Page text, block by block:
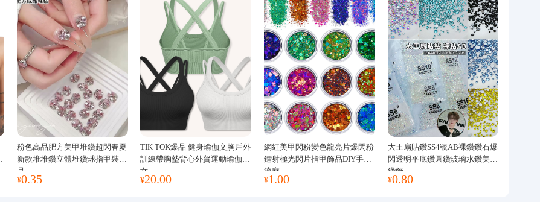
粉色高品肥方美甲堆鑽超閃春夏
新款堆堆鑽立體堆鑽球指甲裝飾
品
¥0.35
TIK TOK爆品 健身瑜伽文胸戶外
訓練帶胸墊背心外貿運動瑜伽服
女
¥20.00
網紅美甲閃粉變色龍亮片爆閃粉
鐳射極光閃片指甲飾品DIY手工
流麻
¥1.00
大王扇貼鑽SS4號AB裸鑽鑽石爆
閃透明平底鑽圓鑽玻璃水鑽美甲
鑽飾
¥0.80